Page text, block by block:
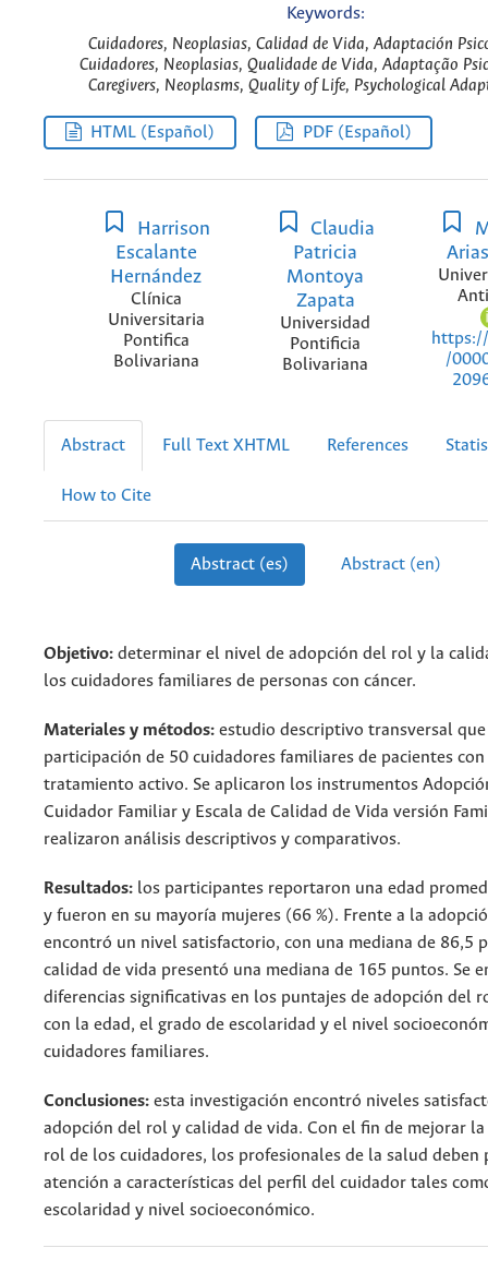
Keywords:
Cuidadores, Neoplasias, Calidad de Vida, Adaptación
Cuidadores, Neoplasias, Qualidade de Vida, Adaptação
Caregivers, Neoplasms, Quality of Life, Psychological
HTML (Español) PDF (Español)
Harrison
Escalante
Hernández
Clínica
Universitaria
Pontifica
Bolivariana
Claudia
Patricia
Montoya
Zapata
Universidad
Pontificia
Bolivariana
/
Abstract Full Text XHTML References
How to Cite
Abstract (es) Abstract (en)
Objetivo: determinar el nivel de adopción del rol y la
los cuidadores familiares de personas con cáncer.
Materiales y métodos: estudio descriptivo transversal
participación de 50 cuidadores familiares de pacientes con
tratamiento activo. Se aplicaron los instrumentos
Cuidador Familiar y Escala de Calidad de Vida versión
realizaron análisis descriptivos y comparativos.
Resultados: los participantes reportaron una edad
y fueron en su mayoría mujeres (66 %). Frente a la
encontró un nivel satisfactorio, con una mediana de 86,5
calidad de vida presentó una mediana de 165 puntos. Se
diferencias significativas en los puntajes de adopción del
con la edad, el grado de escolaridad y el nivel
cuidadores familiares.
Conclusiones: esta investigación encontró niveles
adopción del rol y calidad de vida. Con el fin de mejorar
rol de los cuidadores, los profesionales de la salud deben
atención a características del perfil del cuidador tales
escolaridad y nivel socioeconómico.